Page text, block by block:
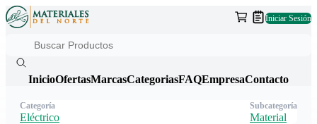
Iniciar Sesión
InicioOfertasMarcasCategoriasFAQEmpresaContacto
Categoría
Eléctrico
Subcategoría
Material